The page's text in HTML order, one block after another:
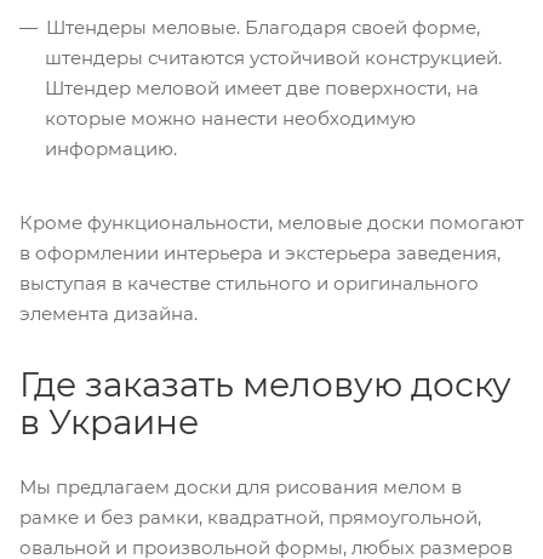
Штендеры меловые. Благодаря своей форме,
штендеры считаются устойчивой конструкцией.
Штендер меловой имеет две поверхности, на
которые можно нанести необходимую
информацию.
Кроме функциональности, меловые доски помогают
в оформлении интерьера и экстерьера заведения,
выступая в качестве стильного и оригинального
элемента дизайна.
Где заказать меловую доску
в Украине
Мы предлагаем доски для рисования мелом в
рамке и без рамки, квадратной, прямоугольной,
овальной и произвольной формы, любых размеров